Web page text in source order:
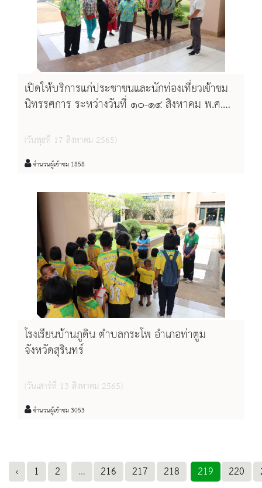
เปิดให้บริการแก่ประชาชนและนักท่องเที่ยวเข้าชม
นิทรรศการ ระหว่างวันที่ ๑๐-๑๔ สิงหาคม พ.ศ.
(วันพุธที่ 17 สิงหาคม 2565)
จำนวนผู้เข้าชม 1858
โรงเรียนบ้านภูดิน ตำบลกระโพ อำเภอท่าตูม
จังหวัดสุรินทร์
(วันเสาร์ที่ 13 สิงหาคม 2565)
จำนวนผู้เข้าชม 3053
‹ 1 2 ... 216 217 218 219 220